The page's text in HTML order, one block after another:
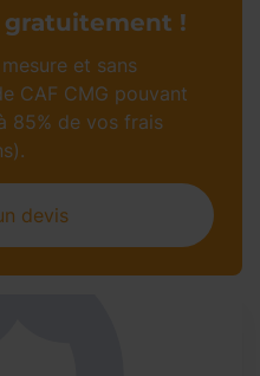
gratuitement !
et sans
CAF CMG pouvant
85% de vos frais
devis